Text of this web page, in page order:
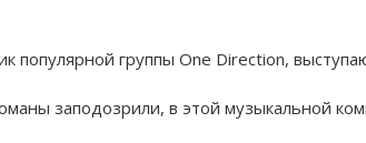
популярной группы One Direction,
заподозрили, в этой музыкальной